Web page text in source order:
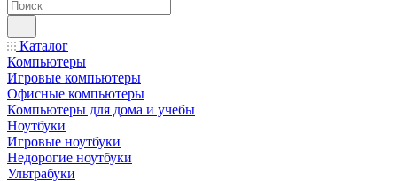
Каталог
Компьютеры
Игровые компьютеры
Офисные компьютеры
Компьютеры для дома и учебы
Ноутбуки
Игровые ноутбуки
Недорогие ноутбуки
Ультрабуки